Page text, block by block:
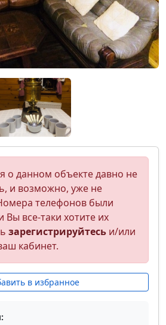
о данном объекте давно не
и возможно, уже не
телефонов были
Вы все-таки хотите их
зарегистрируйтесь и/или
кабинет.
в избранное